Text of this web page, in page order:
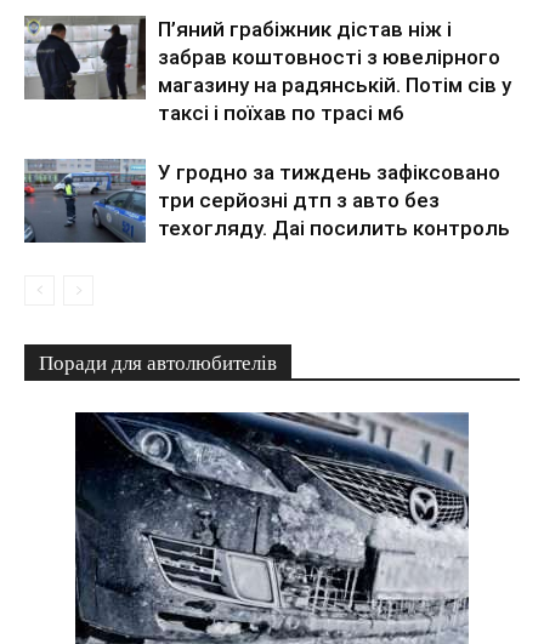
П’яний грабіжник дістав ніж і
забрав коштовності з ювелірного
магазину на радянській. Потім сів у
таксі і поїхав по трасі м6
У гродно за тиждень зафіксовано
три серйозні дтп з авто без
техогляду. Даі посилить контроль
Поради для автолюбителів